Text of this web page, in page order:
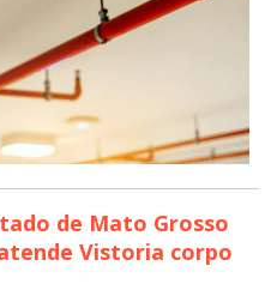
de Mato Grosso
Vistoria corpo